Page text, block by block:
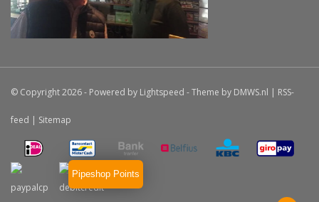
© Copyright 2026 - Powered by Lightspeed - Theme by DMWS.nl | RSS-
feed | Sitemap
Pipeshop Points